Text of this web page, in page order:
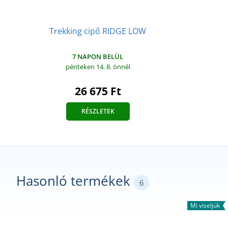
Trekking cipő RIDGE LOW
7 NAPON BELÜL
pénteken 14. 8.önnél
26 675 Ft
RÉSZLETEK
Hasonló termékek 6
Mi viseljük